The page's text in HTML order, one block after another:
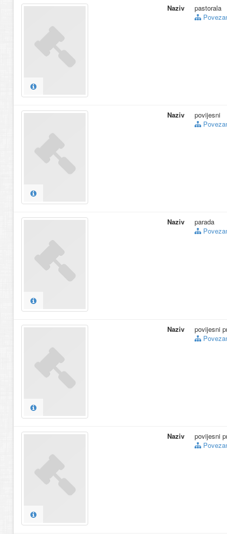
Naziv
pastorala
Naziv
povijesni
Naziv
parada
Naziv
povijesni
Naziv
povijesni